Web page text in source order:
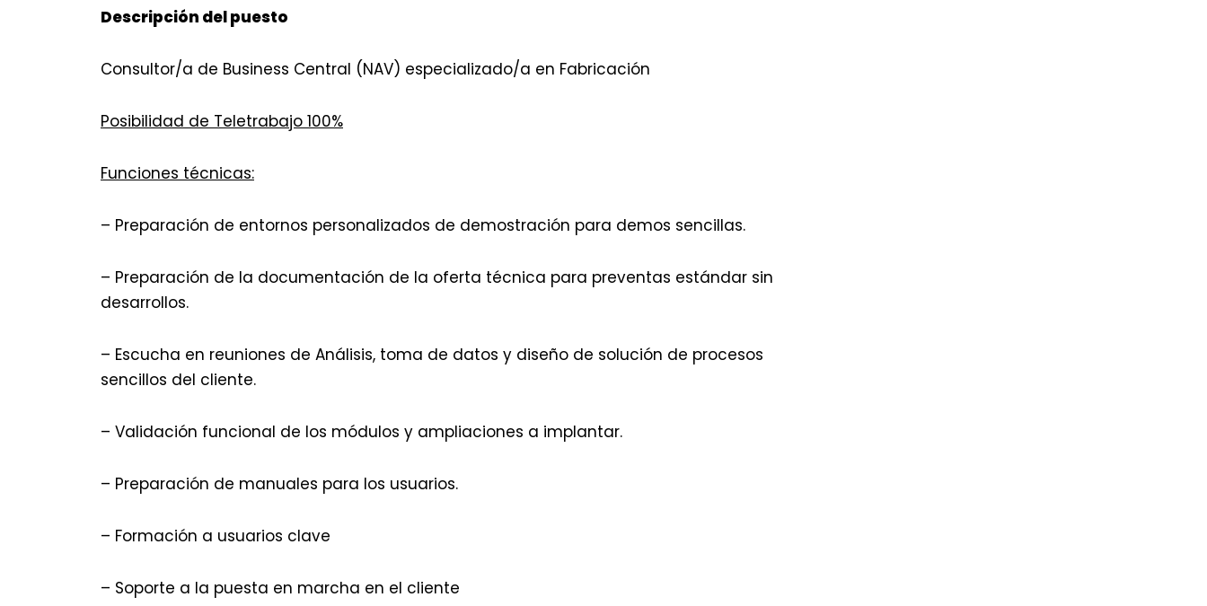
Descripción del puesto
Consultor/a de Business Central (NAV) especializado/a en Fabricación
Posibilidad de Teletrabajo 100%
Funciones técnicas:
– Preparación de entornos personalizados de demostración para demos sencillas.
– Preparación de la documentación de la oferta técnica para preventas estándar sin
desarrollos.
– Escucha en reuniones de Análisis, toma de datos y diseño de solución de procesos
sencillos del cliente.
– Validación funcional de los módulos y ampliaciones a implantar.
– Preparación de manuales para los usuarios.
– Formación a usuarios clave
– Soporte a la puesta en marcha en el cliente